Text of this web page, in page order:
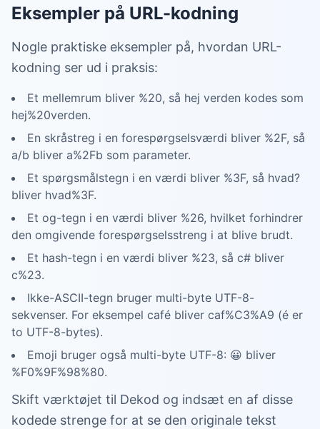
Eksempler på URL-kodning
Nogle praktiske eksempler på, hvordan URL-
kodning ser ud i praksis:
Et mellemrum bliver %20, så hej verden kodes som
hej%20verden.
En skråstreg i en forespørgselsværdi bliver %2F, så
a/b bliver a%2Fb som parameter.
Et spørgsmålstegn i en værdi bliver %3F, så hvad?
bliver hvad%3F.
Et og-tegn i en værdi bliver %26, hvilket forhindrer
den omgivende forespørgselsstreng i at blive brudt.
Et hash-tegn i en værdi bliver %23, så c# bliver
c%23.
Ikke-ASCII-tegn bruger multi-byte UTF-8-
sekvenser. For eksempel café bliver caf%C3%A9 (é er
to UTF-8-bytes).
Emoji bruger også multi-byte UTF-8: 😀 bliver
%F0%9F%98%80.
Skift værktøjet til Dekod og indsæt en af disse
kodede strenge for at se den originale tekst